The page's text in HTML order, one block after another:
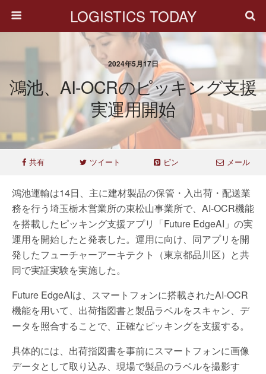
LOGISTICS TODAY
2024年5月17日
鴻池、AI-OCRのピッキング支援
実運用開始
共有 ツイート ピン メール
鴻池運輸は14日、主に建材製品の保管・入出荷・配送業
務を行う埼玉栃木営業所の東松山事業所で、AI-OCR機能
を搭載したピッキング支援アプリ「Future EdgeAI」の実
運用を開始したと発表した。運用に向け、同アプリを開
発したフューチャーアーキテクト（東京都品川区）と共
同で実証実験を実施した。
Future EdgeAIは、スマートフォンに搭載されたAI-OCR
機能を用いて、出荷指図書と製品ラベルをスキャン、デ
ータを照合することで、正確なピッキングを支援する。
具体的には、出荷指図書を事前にスマートフォンに画像
データとして取り込み、現場で製品のラベルを撮影す